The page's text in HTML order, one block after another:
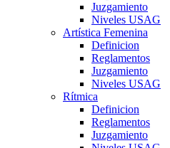
Juzgamiento
Niveles USAG
Artística Femenina
Definicion
Reglamentos
Juzgamiento
Niveles USAG
Rítmica
Definicion
Reglamentos
Juzgamiento